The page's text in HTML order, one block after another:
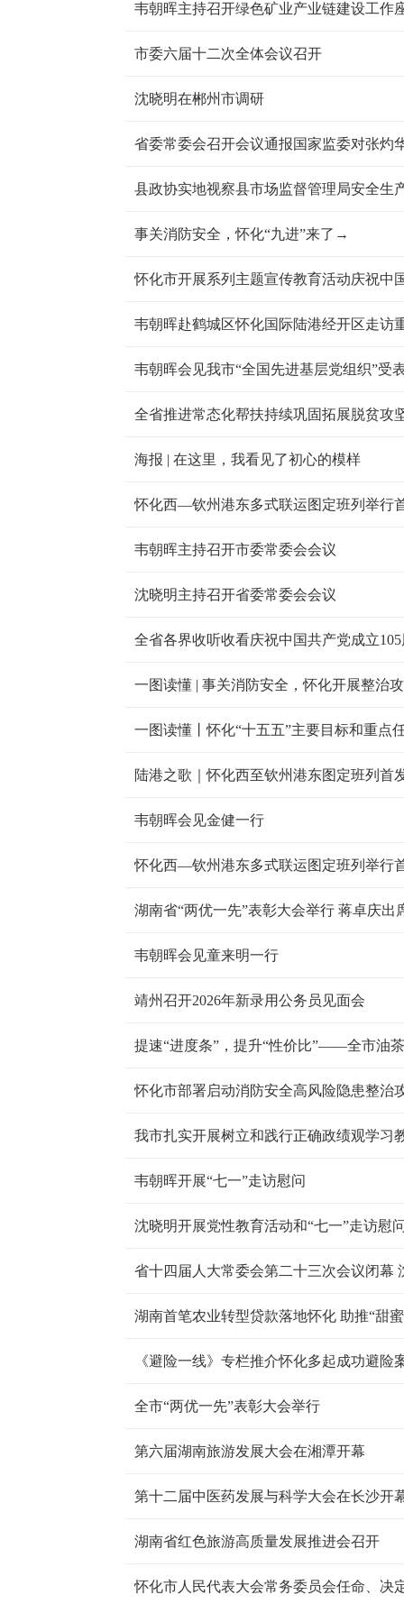
韦朝晖主持召开绿色矿业产业链建设工作
市委六届十二次全体会议召开
沈晓明在郴州市调研
省委常委会召开会议通报国家监委对张灼
县政协实地视察县市场监督管理局安全生
事关消防安全，怀化“九进”来了→
怀化市开展系列主题宣传教育活动庆祝中
韦朝晖赴鹤城区怀化国际陆港经开区走访
韦朝晖会见我市“全国先进基层党组织”受
海报 | 在这里，我看见了初心的模样
怀化西—钦州港东多式联运图定班列举行
韦朝晖主持召开市委常委会会议
沈晓明主持召开省委常委会会议
全省各界收听收看庆祝中国共产党成立
一图读懂 | 事关消防安全，怀化开展整治
一图读懂丨怀化“十五五”主要目标和重点
陆港之歌｜怀化西至钦州港东图定班列首
韦朝晖会见金健一行
怀化西—钦州港东多式联运图定班列举行
湖南省“两优一先”表彰大会举行 蒋卓庆出
韦朝晖会见童来明一行
靖州召开2026年新录用公务员见面会
提速“进度条”，提升“性价比”——全市油
怀化市部署启动消防安全高风险隐患整治
我市扎实开展树立和践行正确政绩观学习
韦朝晖开展“七一”走访慰问
沈晓明开展党性教育活动和“七一”走访慰
省十四届人大常委会第二十三次会议闭幕
湖南首笔农业转型贷款落地怀化 助推“甜
《避险一线》专栏推介怀化多起成功避险
全市“两优一先”表彰大会举行
第六届湖南旅游发展大会在湘潭开幕
第十二届中医药发展与科学大会在长沙开
湖南省红色旅游高质量发展推进会召开
怀化市人民代表大会常务委员会任命、决